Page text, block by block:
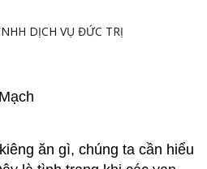
ăn gì, chúng ta cần hiểu